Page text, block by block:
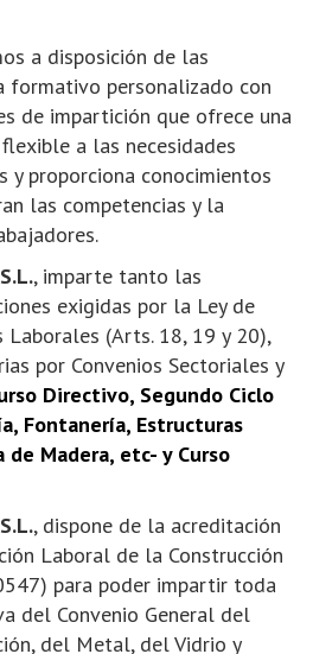
a disposición de las
formativo personalizado con
de impartición que ofrece una
a las necesidades
y proporciona conocimientos
las competencias y la
, imparte tanto las
exigidas por la Ley de
Laborales (Arts. 18, 19 y 20),
por Convenios Sectoriales y
Directivo, Segundo Ciclo
Fontanería, Estructuras
Madera, etc- y Curso
, dispone de la acreditación
Laboral de la Construcción
para poder impartir toda
del Convenio General del
del Metal, del Vidrio y